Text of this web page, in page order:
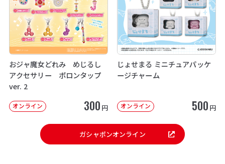
おジャ魔女どれみ めじるし
アクセサリー ポロンタップ
ver. 2
オンライン 300 円
じょせまる ミニチュアパッケ
ージチャーム
オンライン 500 円
ガシャポンオンライン